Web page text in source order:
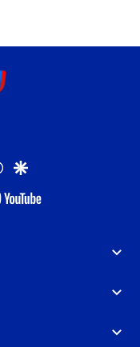
whatsapp
google
youtube-